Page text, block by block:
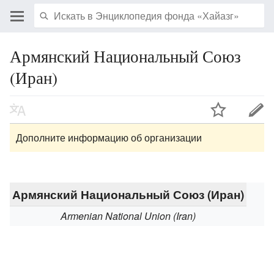
Армянский Национальный Союз
(Иран)
Дополните информацию об организации
Армянский Национальный Союз (Иран)
Armenian National Union (Iran)